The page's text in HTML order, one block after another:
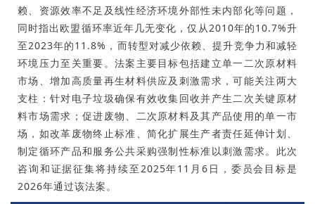
赖、资源效率不足及线性经济环境外部性未内部化等问题，
同时指出欧盟循环率近年几无变化，仅从2010年的10.7%升
至2023年的11.8%，而转型对减少依赖、提升竞争力和减轻
环境压力至关重要。法案主要目标包括建立单一二次原材料
市场、增加高质量再生材料供应及刺激需求，可能关注两大
支柱：针对电子垃圾确保有效收集回收并产生二次关键原材
料市场需求；促进废物、二次原材料及其产品使用的单一市
场，如改革废物终止标准、简化扩展生产者责任延伸计划、
制定循环产品和服务公共采购强制性标准以刺激需求。此次
咨询和证据征集将持续至2025年11月6日，委员会目标是
2026年通过该法案。